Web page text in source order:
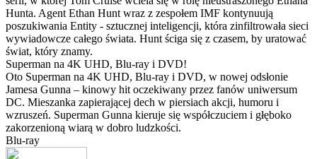
Hunta. Agent Ethan Hunt wraz z zespołem IMF kontynuują
poszukiwania Entity - sztucznej inteligencji, która zinfiltrowała sieci
wywiadowcze całego świata. Hunt ściga się z czasem, by uratować
świat, który znamy.
Superman na 4K UHD, Blu-ray i DVD!
Oto Superman na 4K UHD, Blu-ray i DVD, w nowej odsłonie
Jamesa Gunna – kinowy hit oczekiwany przez fanów uniwersum
DC. Mieszanka zapierającej dech w piersiach akcji, humoru i
wzruszeń. Superman Gunna kieruje się współczuciem i głęboko
zakorzenioną wiarą w dobro ludzkości.
Blu-ray